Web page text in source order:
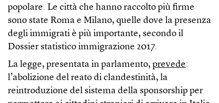
popolare. Le città che hanno raccolto più firme
sono state Roma e Milano, quelle dove la presenza
degli immigrati è più importante, secondo il
Dossier statistico immigrazione 2017.
La legge, presentata in parlamento, prevede:
l’abolizione del reato di clandestinità, la
reintroduzione del sistema della sponsorship per